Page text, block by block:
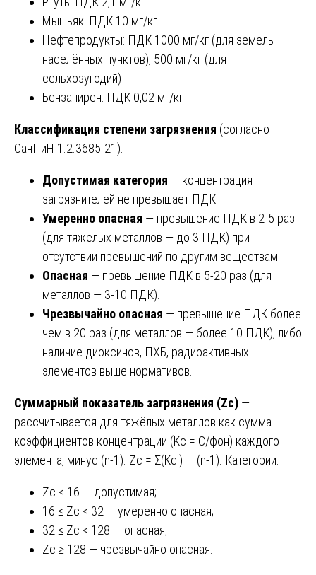
Мышьяк: ПДК 10 мг/кг
Нефтепродукты: ПДК 1000 мг/кг (для земель
населённых пунктов), 500 мг/кг (для
сельхозугодий)
Бензапирен: ПДК 0,02 мг/кг
Классификация степени загрязнения (согласно
СанПиН 1.2.3685-21):
Допустимая категория — концентрация
загрязнителей не превышает ПДК.
Умеренно опасная — превышение ПДК в 2-5 раз
(для тяжёлых металлов — до 3 ПДК) при
отсутствии превышений по другим веществам.
Опасная — превышение ПДК в 5-20 раз (для
металлов — 3-10 ПДК).
Чрезвычайно опасная — превышение ПДК более
чем в 20 раз (для металлов — более 10 ПДК), либо
наличие диоксинов, ПХБ, радиоактивных
элементов выше нормативов.
Суммарный показатель загрязнения (Zc) —
рассчитывается для тяжёлых металлов как сумма
коэффициентов концентрации (Kc = С/фон) каждого
элемента, минус (n-1). Zc = Σ(Kci) — (n-1). Категории:
Zc < 16 — допустимая;
16 ≤ Zc < 32 — умеренно опасная;
32 ≤ Zc < 128 — опасная;
Zc ≥ 128 — чрезвычайно опасная.